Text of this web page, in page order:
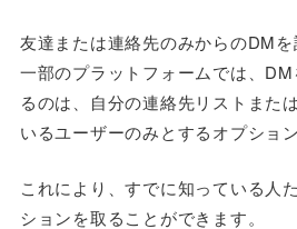
友達または連絡先のみからのDM
一部のプラットフォームでは、
るのは、自分の連絡先リストまた
いるユーザーのみとするオプショ
これにより、すでに知っている人
ションを取ることができます。